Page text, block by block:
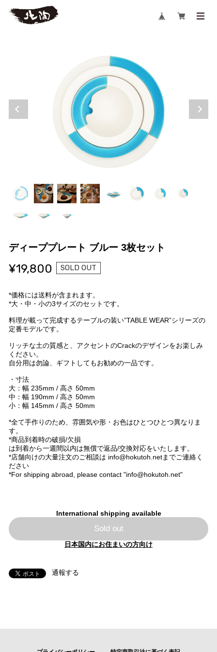
ディーププレート ブルー 3枚セット
¥19,800 SOLD OUT
*価格には送料が含まれます。
*大・中・小の3サイズのセットです。
料理が載って完成するテーブルの装い”TABLE WEAR”シリーズの
定番モデルです。
リッチな土の質感と、アクセントのCrackのデザインをお楽しみ
ください。
自分用は勿論、ギフトしてもお勧めの一品です。
・寸法
大：幅 235mm / 高さ 50mm
中：幅 190mm / 高さ 50mm
小：幅 145mm / 高さ 50mm
*全て手作りのため、雰囲気や形・お色はひとつひとつ異なりま
す。
*商品到着時の破損/欠損
は到着から一週間以内は無償で返品/交換対応をいたします。
*店舗向けの大量注文のご相談は info@hokutoh.netまでご連絡く
ださい
*For shipping abroad, please contact "info@hokutoh.net"
International shipping available
Sold out
日本国内にお住まいの方向け
通報する